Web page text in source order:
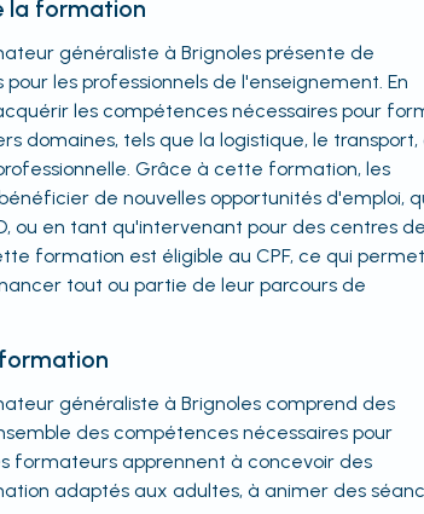
la formation
généraliste à Brignoles présente de
les professionnels de l'enseignement. En
les compétences nécessaires pour
domaines, tels que la logistique, le transport,
Grâce à cette formation, les
de nouvelles opportunités d'emploi,
ou en tant qu'intervenant pour des centres de
formation est éligible au CPF, ce qui permet
tout ou partie de leur parcours de
généraliste à Brignoles comprend des
des compétences nécessaires pour
formateurs apprennent à concevoir des
adaptés aux adultes, à animer des